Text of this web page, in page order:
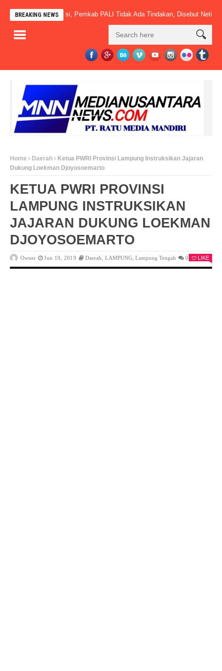
BREAKING NEWS
Beroperasi, Pemkab PALI Tidak Ada Tindakan, Disebut Netizen”
Home Daerah
Ketua PWRI Provinsi Lampung Instruksikan Jajaran
Dukung Loekman Djoyosoemarto
KETUA PWRI PROVINSI
LAMPUNG INSTRUKSIKAN
JAJARAN DUKUNG LOEKMAN
DJOYOSOEMARTO
Owner Jun 19, 2019 Daerah LAMPUNG,Lampung Tengah 0 LIKE